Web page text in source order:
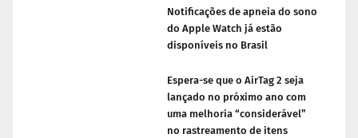
Notificações de apneia do sono
do Apple Watch já estão
disponíveis no Brasil
Espera-se que o AirTag 2 seja
lançado no próximo ano com
uma melhoria “considerável”
no rastreamento de itens